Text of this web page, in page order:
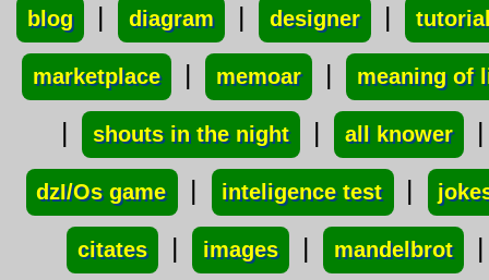
blog | diagram | designer |
marketplace | memoar | meaning of
| shouts in the night | all knower |
dzI/Os game | inteligence test |
citates | images | mandelbrot |